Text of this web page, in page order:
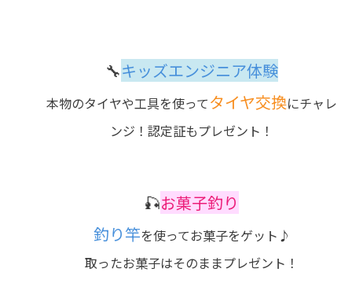
🔧キッズエンジニア体験
本物のタイヤや工具を使ってタイヤ交換にチャレ
ンジ！認定証もプレゼント！
🎣お菓子釣り
釣り竿を使ってお菓子をゲット♪
取ったお菓子はそのままプレゼント！